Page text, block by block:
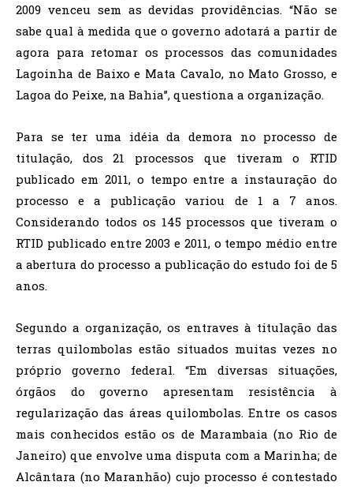
2009 venceu sem as devidas providências. “Não se
sabe qual à medida que o governo adotará a partir de
agora para retomar os processos das comunidades
Lagoinha de Baixo e Mata Cavalo, no Mato Grosso, e
Lagoa do Peixe, na Bahia”, questiona a organização.
Para se ter uma idéia da demora no processo de
titulação, dos 21 processos que tiveram o RTID
publicado em 2011, o tempo entre a instauração do
processo e a publicação variou de 1 a 7 anos.
Considerando todos os 145 processos que tiveram o
RTID publicado entre 2003 e 2011, o tempo médio entre
a abertura do processo a publicação do estudo foi de 5
anos.
Segundo a organização, os entraves à titulação das
terras quilombolas estão situados muitas vezes no
próprio governo federal. “Em diversas situações,
órgãos do governo apresentam resistência à
regularização das áreas quilombolas. Entre os casos
mais conhecidos estão os de Marambaia (no Rio de
Janeiro) que envolve uma disputa com a Marinha; de
Alcântara (no Maranhão) cujo processo é contestado